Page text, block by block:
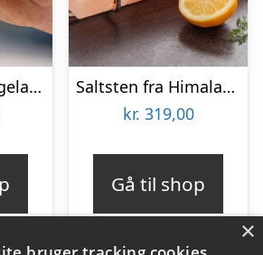
Personligt Spiegelau Ølglas med Gravering – Bogstav & Navn
Saltsten fra Himalaya – KitchPro
kr. 319,00
Gå til shop
×